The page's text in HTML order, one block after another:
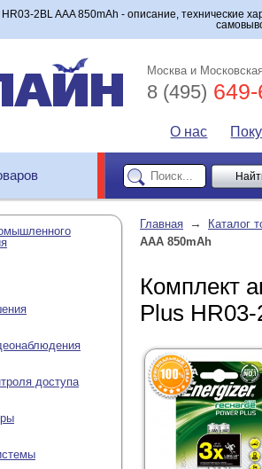
2BL AAA 850mAh - описание, технические
Москва и
8 (495)
О нас
доступа
Главная →
Каталог
AAA 850mAh
Комплект
Plus